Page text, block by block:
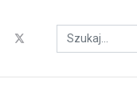
Szukaj